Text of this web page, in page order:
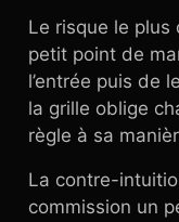
Le risque le plus
petit point de
l’entrée puis de
la grille oblige
règle à sa
La contre-
commission un